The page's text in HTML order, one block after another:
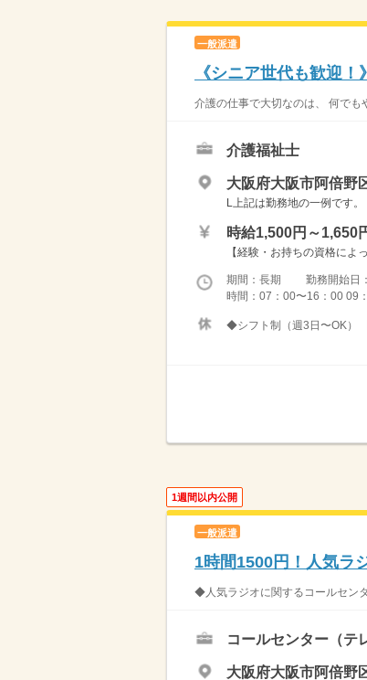
一般派遣
《シニア世代も歓迎
介護の仕事で大切なのは、 何でも
介護福祉士
大阪府大阪市阿倍野
L上記は勤務地の一例です
時給1,500円～1,650
【経験・お持ちの資格によ
期間：長期 勤務開始日
時間：07：00〜16：00 09
◆シフト制（週3日〜OK）
1週間以内公開
一般派遣
1時間1500円！人気ラ
◆人気ラジオに関するコールセン
コールセンター（テ
大阪府大阪市阿倍野